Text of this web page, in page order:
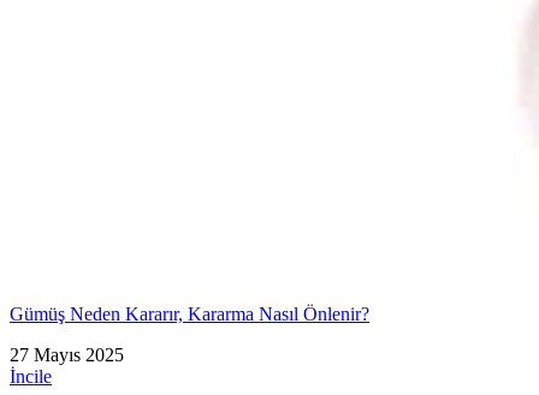
Gümüş Neden Kararır, Kararma Nasıl Önlenir?
27 Mayıs 2025
İncile